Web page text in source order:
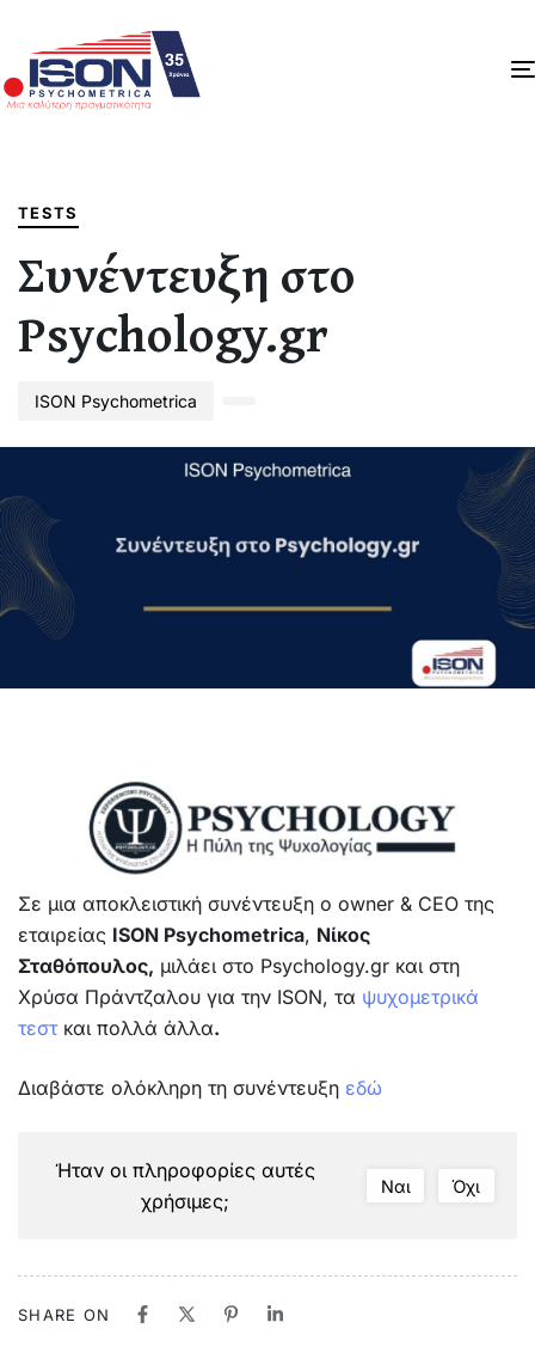
TESTS
Συνέντευξη στο
Psychology.gr
ISON Psychometrica
Σε μια αποκλειστική συνέντευξη ο owner & CEO της
εταιρείας ISON Psychometrica, Νίκος
Σταθόπουλος, μιλάει στο Psychology.gr και στη
Χρύσα Πράντζαλου για την ISON, τα ψυχομετρικά
τεστκαι πολλά άλλα.
Διαβάστε ολόκληρη τη συνέντευξη εδώ
Ήταν οι πληροφορίες αυτές
χρήσιμες;
Ναι Όχι
SHARE ON